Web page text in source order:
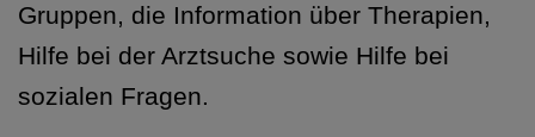
Gruppen, die Information über Therapien,
Hilfe bei der Arztsuche sowie Hilfe bei
sozialen Fragen.